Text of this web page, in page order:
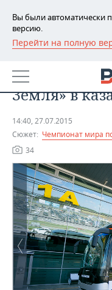
Вы были автоматически
версию.
Перейти на полную
РЕГИОНЫ
БАШКОРТОСТАН
ТАТАРСТАН
УДМУРТИЯ
НОВОСТИ
АНАЛИТИКА
НОВОСТИ
ДЕКЛАРАЦИИ О
КОРОЛИ
ВУЗЫ ТАТАРСТАНА
КОМУ
ТОРГОВЫЕ ЦЕНТРЫ
ТАТАРСТАНА
ЭКОНОМИКА
НОВОСТИ
ФИНАНСЫ
БАНКИ
БЮДЖЕТ
ИНВЕСТИЦИИ
ПРОМЫШЛЕННОСТЬ
НОВОСТИ
ПРОМЫШЛЕННОСТИ
АГРОПРОМ
МАШИНОСТРОЕНИЕ
НЕФТЕХИМИЯ
НЕДВИЖИМОСТЬ
НОВОСТИ
АВТО
НОВОСТИ АВТО
БИЗНЕС
НОВОСТИ БИЗНЕСА
ТЕХНОЛОГИИ
«Добрые
Земля» в
14:40, 27.07.2015
Сюжет: Чемпионат мира
34